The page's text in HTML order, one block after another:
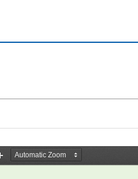
대학자체평가
충효관